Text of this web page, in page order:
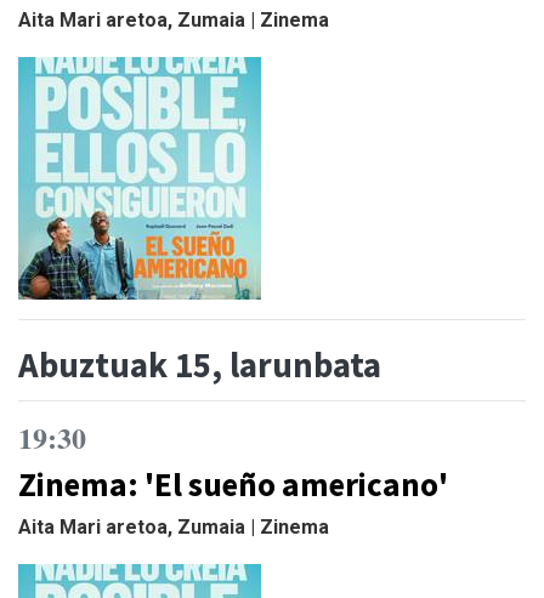
Aita Mari aretoa, Zumaia | Zinema
Abuztuak 15, larunbata
19:30
Zinema: 'El sueño americano'
Aita Mari aretoa, Zumaia | Zinema